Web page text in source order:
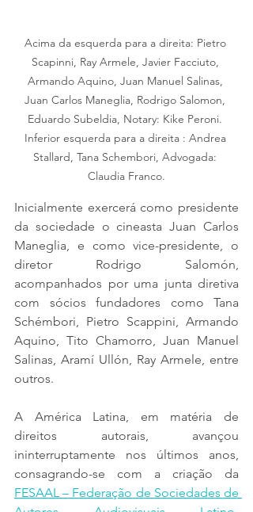
Acima da esquerda para a direita: Pietro
Scapinni, Ray Armele, Javier Facciuto,
Armando Aquino, Juan Manuel Salinas,
Juan Carlos Maneglia, Rodrigo Salomon,
Eduardo Subeldia, Notary: Kike Peroni.
Inferior esquerda para a direita : Andrea
Stallard, Tana Schembori, Advogada:
Claudia Franco.
Inicialmente exercerá como presidente
da sociedade o cineasta Juan Carlos
Maneglia, e como vice-presidente, o
diretor Rodrigo Salomón,
acompanhados por uma junta diretiva
com sócios fundadores como Tana
Schémbori, Pietro Scappini, Armando
Aquino, Tito Chamorro, Juan Manuel
Salinas, Aramí Ullón, Ray Armele, entre
outros.
A América Latina, em matéria de
direitos autorais, avançou
ininterruptamente nos últimos anos,
FESAAL – Federação de Sociedades de